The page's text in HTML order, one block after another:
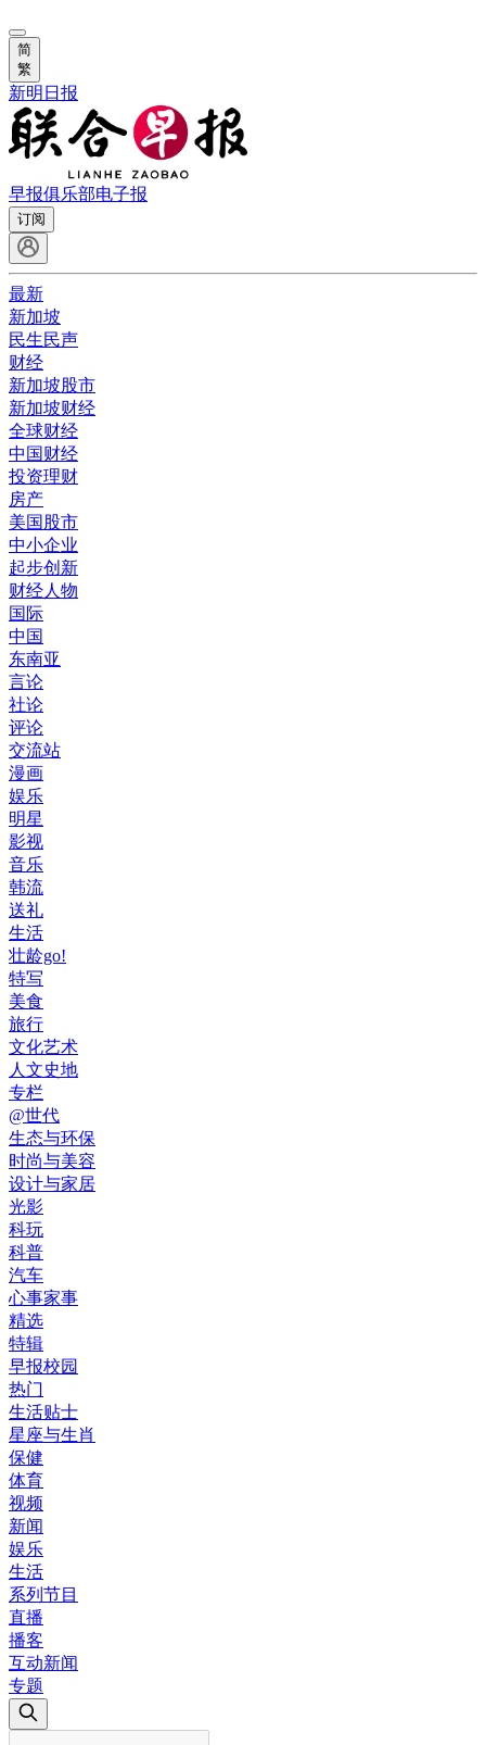
简
繁
新明日报
早报俱乐部电子报
订阅
最新
新加坡
民生民声
财经
新加坡股市
新加坡财经
全球财经
中国财经
投资理财
房产
美国股市
中小企业
起步创新
财经人物
国际
中国
东南亚
言论
社论
评论
交流站
漫画
娱乐
明星
影视
音乐
韩流
送礼
生活
壮龄go!
特写
美食
旅行
文化艺术
人文史地
专栏
@世代
生态与环保
时尚与美容
设计与家居
光影
科玩
科普
汽车
心事家事
精选
特辑
早报校园
热门
生活贴士
星座与生肖
保健
体育
视频
新闻
娱乐
生活
系列节目
直播
播客
互动新闻
专题